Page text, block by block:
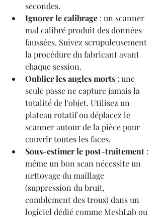
secondes.
Ignorer le calibrage : un scanner
mal calibré produit des données
faussées. Suivez scrupuleusement
la procédure du fabricant avant
chaque session.
Oublier les angles morts : une
seule passe ne capture jamais la
totalité de l'objet. Utilisez un
plateau rotatif ou déplacez le
scanner autour de la pièce pour
couvrir toutes les faces.
Sous-estimer le post-traitement :
même un bon scan nécessite un
nettoyage du maillage
(suppression du bruit,
comblement des trous) dans un
logiciel dédié comme MeshLab ou